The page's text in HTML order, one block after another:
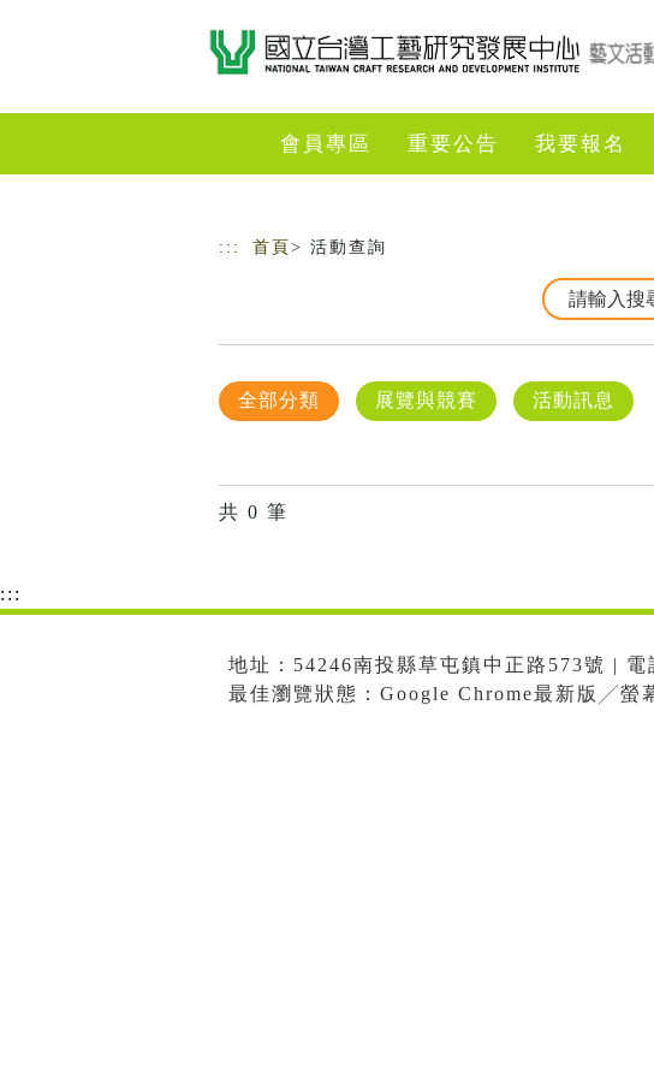
會員專區 重要公告 我要報名
::: 首頁 > 活動查詢
全部分類 展覽與競賽 活動訊息
共 0 筆
:::
地址：54246南投縣草屯鎮中正路573號 | 電
最佳瀏覽狀態：Google Chrome最新版╱螢